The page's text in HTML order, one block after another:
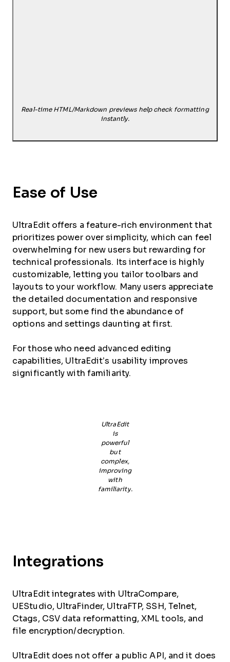
Real-time HTML/Markdown previews help check formatting
instantly.
Ease of Use
UltraEdit offers a feature-rich environment that
prioritizes power over simplicity, which can feel
overwhelming for new users but rewarding for
technical professionals. Its interface is highly
customizable, letting you tailor toolbars and
layouts to your workflow. Many users appreciate
the detailed documentation and responsive
support, but some find the abundance of
options and settings daunting at first.
For those who need advanced editing
capabilities, UltraEdit’s usability improves
significantly with familiarity.
UltraEdit
is
powerful
but
complex,
improving
with
familiarity.
Integrations
UltraEdit integrates with UltraCompare,
UEStudio, UltraFinder, UltraFTP, SSH, Telnet,
Ctags, CSV data reformatting, XML tools, and
file encryption/decryption.
UltraEdit does not offer a public API, and it does